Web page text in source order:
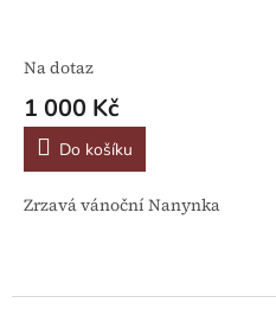
Na dotaz
1 000 Kč
Do košíku
Zrzavá vánoční Nanynka